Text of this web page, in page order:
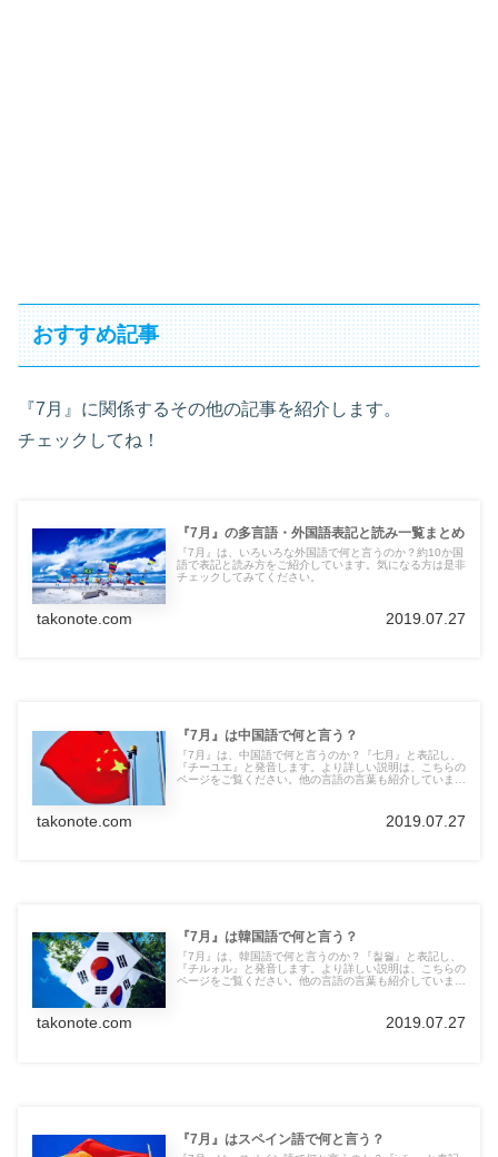
おすすめ記事
『7月』に関係するその他の記事を紹介します。
チェックしてね！
『7月』の多言語・外国語表記と読み一覧まとめ
『7月』は、いろいろな外国語で何と言うのか？約10か国
語で表記と読み方をご紹介しています。気になる方は是非
チェックしてみてください。
takonote.com 2019.07.27
『7月』は中国語で何と言う？
『7月』は、中国語で何と言うのか？『七月』と表記し、
『チーユエ』と発音します。より詳しい説明は、こちらの
ページをご覧ください。他の言語の言葉も紹介していま
takonote.com 2019.07.27
『7月』は韓国語で何と言う？
『7月』は、韓国語で何と言うのか？『칠월』と表記し、
『チルォル』と発音します。より詳しい説明は、こちらの
ページをご覧ください。他の言語の言葉も紹介していま
takonote.com 2019.07.27
『7月』はスペイン語で何と言う？